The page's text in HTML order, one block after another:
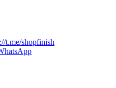
t.me/shopfinish